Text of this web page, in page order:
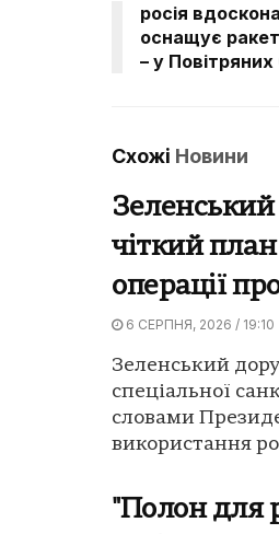
росія
оснащує
– у
Схожі Новини
Зеленський
чіткий план
операції
6 СЕРПНЯ, 2026 / 19:10
Зеленський
спеціальної
словами
використання
"Полон для